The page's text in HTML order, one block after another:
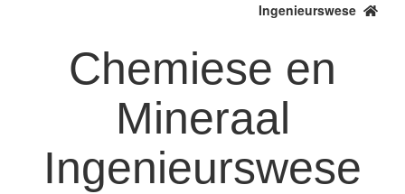
Ingenieurswese
Chemiese en
Mineraal
Ingenieurswese